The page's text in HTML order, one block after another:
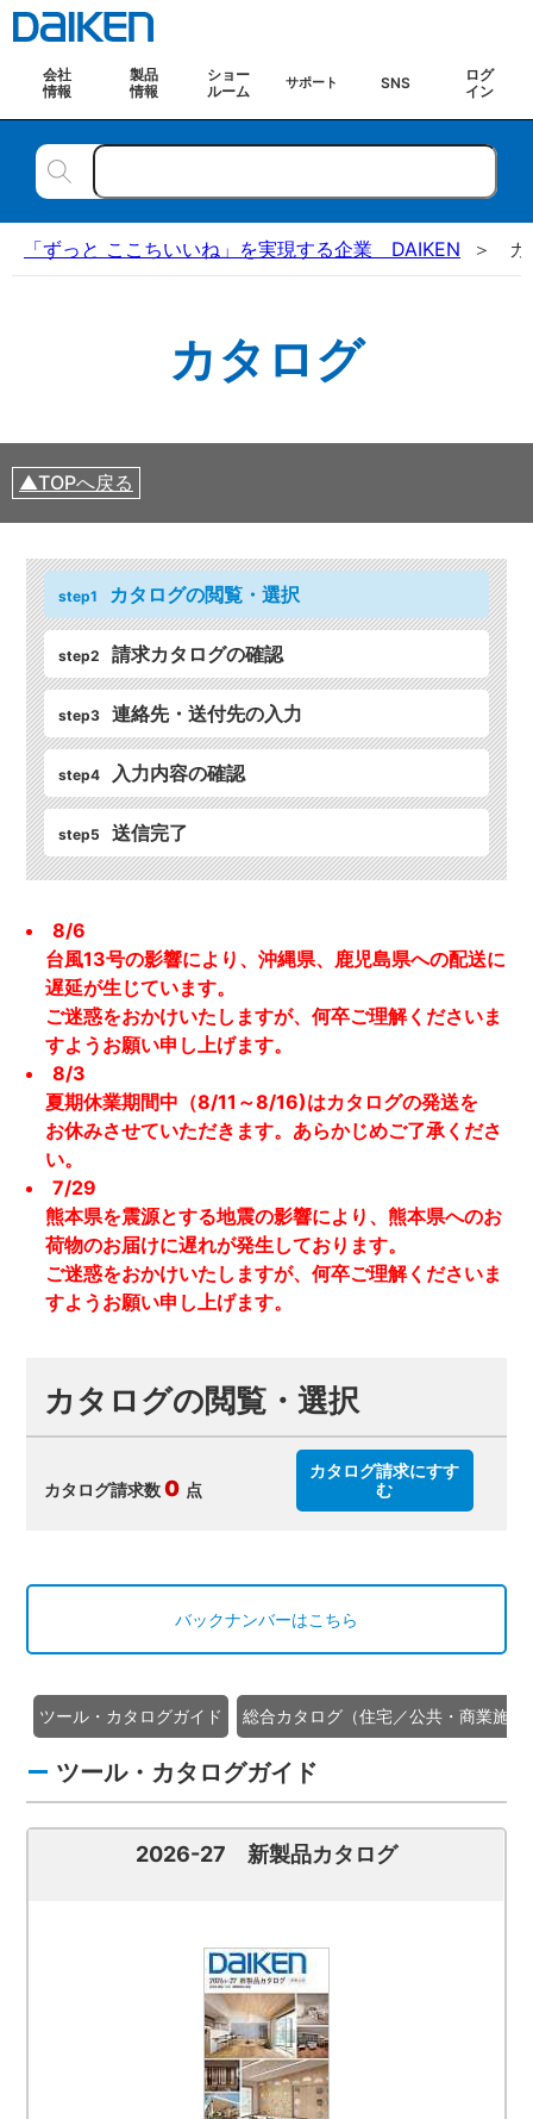
会社
情報
製品
情報
ショー
ルーム
サポート SNS
ログ
イン
「ずっと ここちいいね」を実現する企業 DAIKEN
カタログ
TOPへ戻る
step1 カタログの閲覧・選択
step2 請求カタログの確認
step3 連絡先・送付先の入力
step4 入力内容の確認
step5 送信完了
8/6
台風13号の影響により、沖縄県、鹿児島県への配送に
遅延が生じています。
ご迷惑をおかけいたしますが、何卒ご理解くださいま
すようお願い申し上げます。
8/3
夏期休業期間中（8/11～8/16)はカタログの発送を
お休みさせていただきます。あらかじめご了承くださ
い。
7/29
熊本県を震源とする地震の影響により、熊本県へのお
荷物のお届けに遅れが発生しております。
ご迷惑をおかけいたしますが、何卒ご理解くださいま
すようお願い申し上げます。
カタログの閲覧・選択
カタログ請求数 0 点
カタログ請求にすす
む
バックナンバーはこちら
ツール・カタログガイド 総合カタログ（住宅／公共・商業施設
ツール・カタログガイド
2026-27 新製品カタログ